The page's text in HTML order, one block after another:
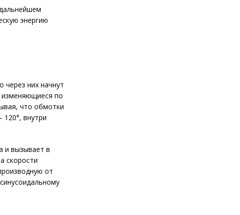
энергию
через них начнут
изменяющиеся по
что обмотки
внутри
и вызывает в
скорости
от